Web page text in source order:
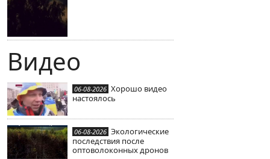
Видео
06-08-2026 Хорошо видео
настоялось
06-08-2026 Экологические
последствия после
оптоволоконных дронов